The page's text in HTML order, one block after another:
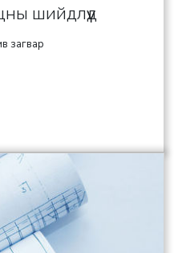
шийдлүүд
загвар